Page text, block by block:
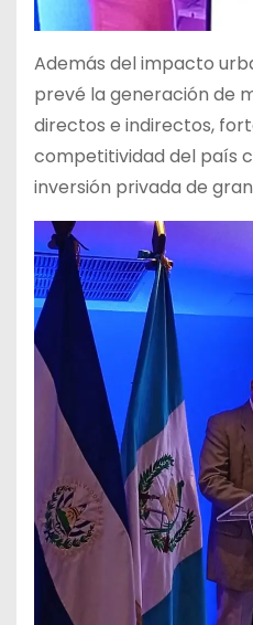
Además del impacto
prevé la generación de
directos e indirectos,
competitividad del país
inversión privada de